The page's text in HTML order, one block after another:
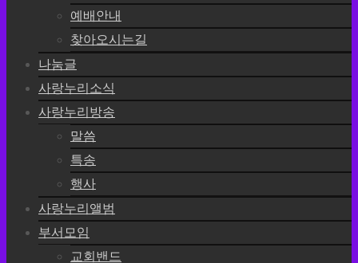
예배안내
찾아오시는길
나눔글
사랑누리소식
사랑누리방송
말씀
특송
행사
사랑누리앨범
부서모임
교회밴드